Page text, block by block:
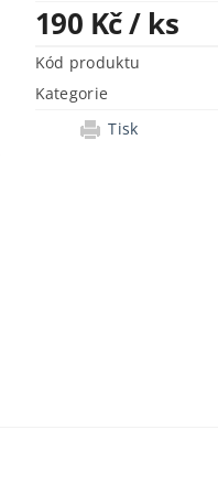
190 Kč/ ks
Kód produktu
Kategorie
Tisk